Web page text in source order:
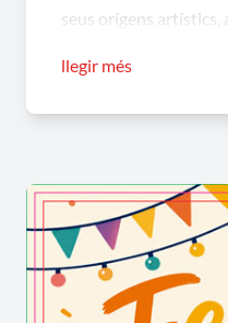
seus orígens artístics,
part de la seva
qual el convertiria
més influents del
Mont-roig del Camp i
establint un vincle
llegir més